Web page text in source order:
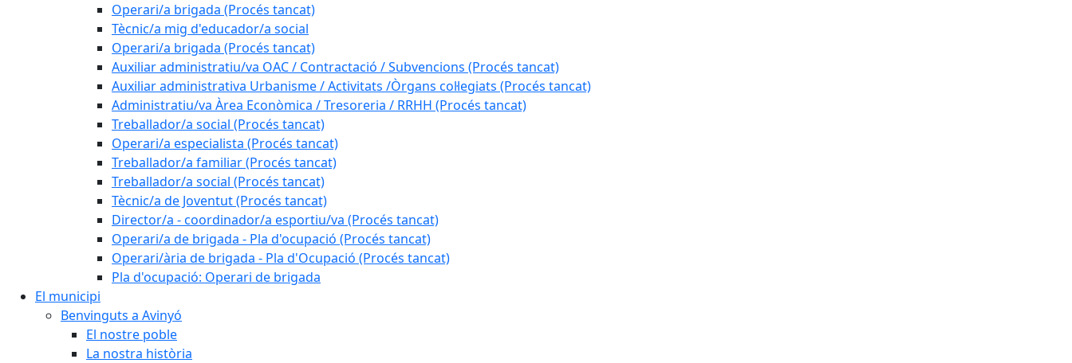
Operari/a brigada (Procés tancat)
Tècnic/a mig d'educador/a social
Operari/a brigada (Procés tancat)
Auxiliar administratiu/va OAC / Contractació / Subvencions (Procés tancat)
Auxiliar administrativa Urbanisme / Activitats /Òrgans col·legiats (Procés tancat)
Administratiu/va Àrea Econòmica / Tresoreria / RRHH (Procés tancat)
Treballador/a social (Procés tancat)
Operari/a especialista (Procés tancat)
Treballador/a familiar (Procés tancat)
Treballador/a social (Procés tancat)
Tècnic/a de Joventut (Procés tancat)
Director/a - coordinador/a esportiu/va (Procés tancat)
Operari/a de brigada - Pla d'ocupació (Procés tancat)
Operari/ària de brigada - Pla d'Ocupació (Procés tancat)
Pla d'ocupació: Operari de brigada
El municipi
Benvinguts a Avinyó
El nostre poble
La nostra història